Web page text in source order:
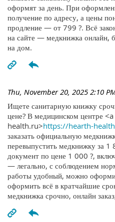
оформят за день. При
получение по адресу, а цены
продление — от 799 ?. Всё
на сайте — медкнижка онлайн,
на дом.
Thu, November 20, 2025 2:10
Ищете санитарную книжку
цене? В медицинском центре
health.ru>https://hearth-
заказать официальную
перевыпустить медкнижку за 1
документ по цене 1 000 ?,
— легально, с соблюдением
работы удобный, можно
оформить всё в кратчайшие
медкнижка срочно, онлайн